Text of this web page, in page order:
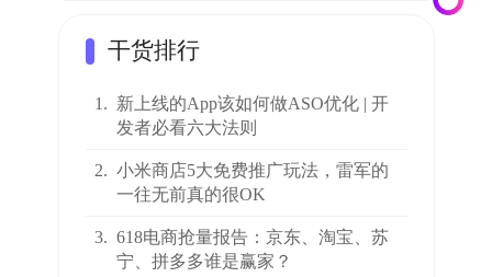
干货排行
1. 新上线的App该如何做ASO优化 | 开
发者必看六大法则
2. 小米商店5大免费推广玩法，雷军的
一往无前真的很OK
3. 618电商抢量报告：京东、淘宝、苏
宁、拼多多谁是赢家？